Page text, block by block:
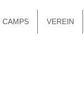
CAMPS VEREIN